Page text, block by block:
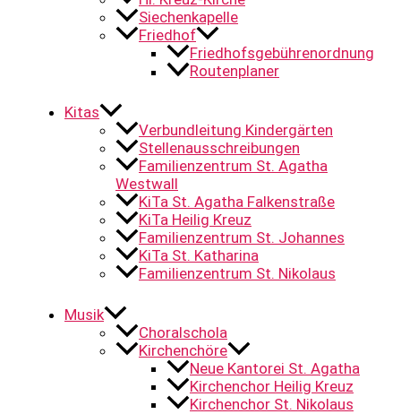
Siechenkapelle
Friedhof
Friedhofsgebührenordnung
Routenplaner
Kitas
Verbundleitung Kindergärten
Stellenausschreibungen
Familienzentrum St. Agatha
Westwall
KiTa St. Agatha Falkenstraße
KiTa Heilig Kreuz
Familienzentrum St. Johannes
KiTa St. Katharina
Familienzentrum St. Nikolaus
Musik
Choralschola
Kirchenchöre
Neue Kantorei St. Agatha
Kirchenchor Heilig Kreuz
Kirchenchor St. Nikolaus